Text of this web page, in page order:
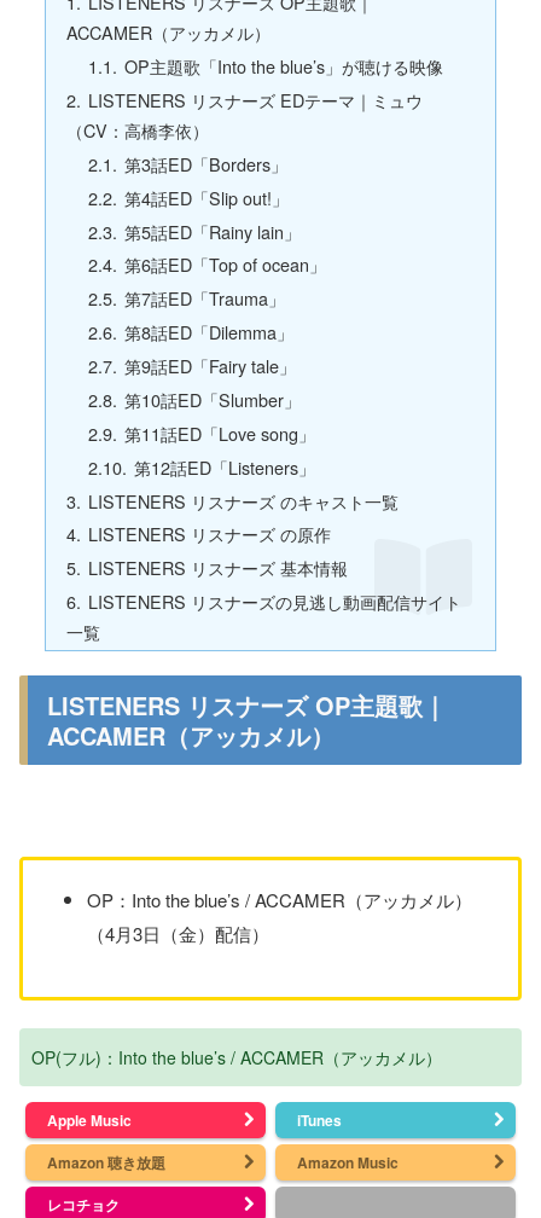
ACCAMER（アッカメル）
OP主題歌「Into the blue’s」が聴ける映像
LISTENERS リスナーズ EDテーマ｜ミュウ
（CV：高橋李依）
第3話ED「Borders」
第4話ED「Slip out!」
第5話ED「Rainy lain」
第6話ED「Top of ocean」
第7話ED「Trauma」
第8話ED「Dilemma」
第9話ED「Fairy tale」
第10話ED「Slumber」
第11話ED「Love song」
第12話ED「Listeners」
LISTENERS リスナーズ のキャスト一覧
LISTENERS リスナーズ の原作
LISTENERS リスナーズ 基本情報
LISTENERS リスナーズの見逃し動画配信サイト
一覧
LISTENERS リスナーズ OP主題歌｜
ACCAMER（アッカメル）
OP：Into the blue’s / ACCAMER（アッカメル）
（4月3日（金）配信）
OP(フル)：Into the blue’s / ACCAMER（アッカメル）
Apple Music
iTunes
Amazon 聴き放題
Amazon Music
レコチョク